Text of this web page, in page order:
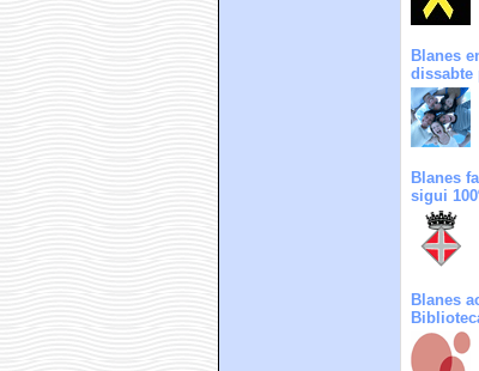
Blanes
dissabte
Blanes
sigui
Blanes